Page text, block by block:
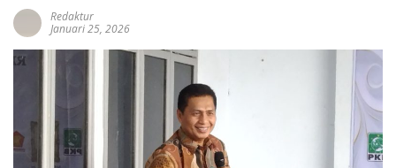
Redaktur
Januari 25, 2026